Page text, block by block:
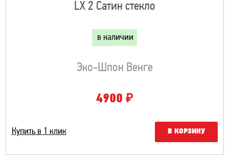
LX 2 Сатин стекло
в наличии
Эко-Шпон Венге
4900 ₽
Купить в 1 клик В КОРЗИНУ